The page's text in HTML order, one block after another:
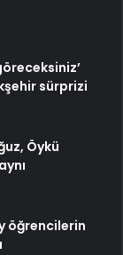
sürprizi
Öykü
öğrencilerin